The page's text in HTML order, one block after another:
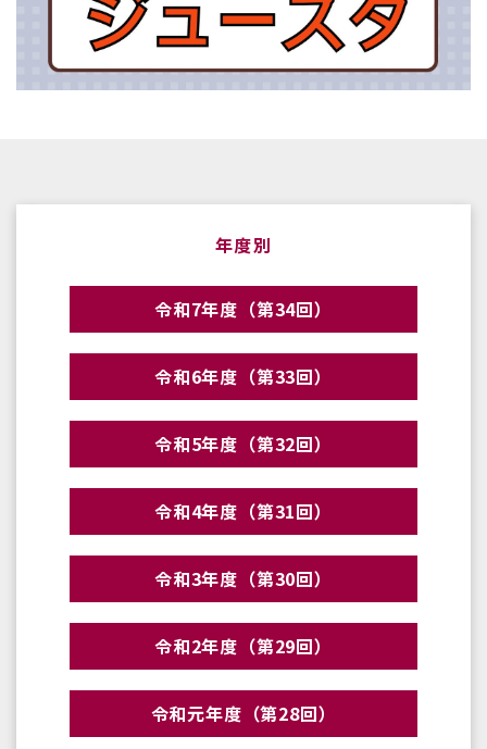
年度別
令和7年度（第34回）
令和6年度（第33回）
令和5年度（第32回）
令和4年度（第31回）
令和3年度（第30回）
令和2年度（第29回）
令和元年度（第28回）